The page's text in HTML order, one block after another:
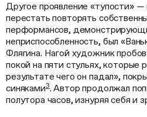
Другое проявление «тупости» —
перестать повторять
перформансов,
неприспособленность, был
Флягина. Нагой художник
покой на пяти стульях, которые
результате чего он падал»,
синяками3. Автор продолжал
полутора часов, изнуряя себя и